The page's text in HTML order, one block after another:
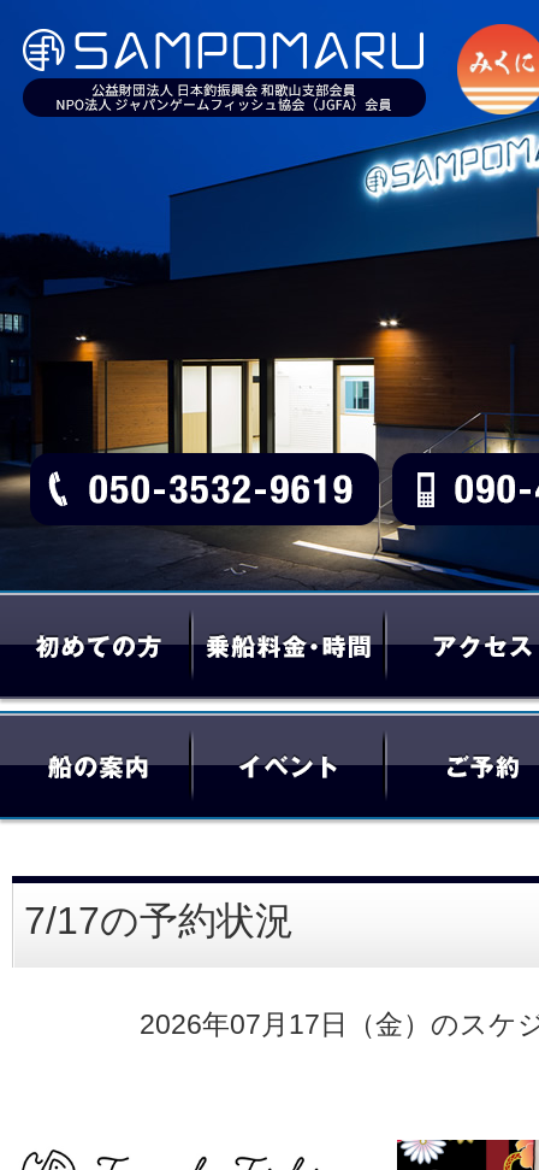
7/17の予約状況
2026年07月17日（金）のスケ